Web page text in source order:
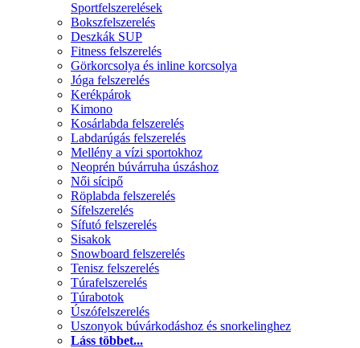
Sportfelszerelések
Bokszfelszerelés
Deszkák SUP
Fitness felszerelés
Görkorcsolya és inline korcsolya
Jóga felszerelés
Kerékpárok
Kimono
Kosárlabda felszerelés
Labdarúgás felszerelés
Mellény a vízi sportokhoz
Neoprén búvárruha úszáshoz
Női sícipő
Röplabda felszerelés
Sífelszerelés
Sífutó felszerelés
Sisakok
Snowboard felszerelés
Tenisz felszerelés
Túrafelszerelés
Túrabotok
Úszófelszerelés
Uszonyok búvárkodáshoz és snorkelinghez
Láss többet...